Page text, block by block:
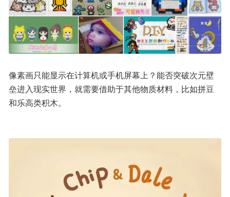
像素画只能显示在计算机或手机屏幕上？能否突破次元壁
垒进入现实世界，就需要借助于其他物质材料，比如拼豆
和乐高类积木。